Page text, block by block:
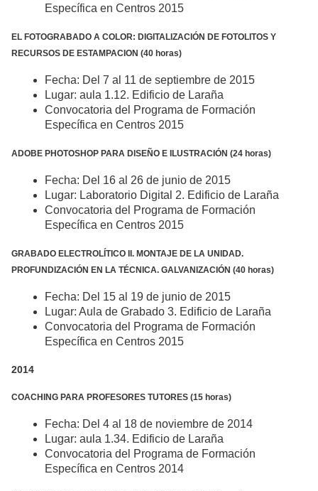
Específica en Centros 2015
EL FOTOGRABADO A COLOR: DIGITALIZACIÓN DE FOTOLITOS Y
RECURSOS DE ESTAMPACION (40 horas)
Fecha: Del 7 al 11 de septiembre de 2015
Lugar: aula 1.12. Edificio de Laraña
Convocatoria del Programa de Formación
Específica en Centros 2015
ADOBE PHOTOSHOP PARA DISEÑO E ILUSTRACIÓN (24 horas)
Fecha: Del 16 al 26 de junio de 2015
Lugar: Laboratorio Digital 2. Edificio de Laraña
Convocatoria del Programa de Formación
Específica en Centros 2015
GRABADO ELECTROLÍTICO II. MONTAJE DE LA UNIDAD.
PROFUNDIZACIÓN EN LA TÉCNICA. GALVANIZACIÓN (40 horas)
Fecha: Del 15 al 19 de junio de 2015
Lugar: Aula de Grabado 3. Edificio de Laraña
Convocatoria del Programa de Formación
Específica en Centros 2015
2014
COACHING PARA PROFESORES TUTORES (15 horas)
Fecha: Del 4 al 18 de noviembre de 2014
Lugar: aula 1.34. Edificio de Laraña
Convocatoria del Programa de Formación
Específica en Centros 2014